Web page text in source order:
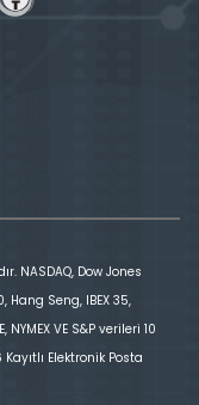
NASDAQ, Dow Jones
Hang Seng, IBEX 35,
VE S&P verileri 10
Elektronik Posta